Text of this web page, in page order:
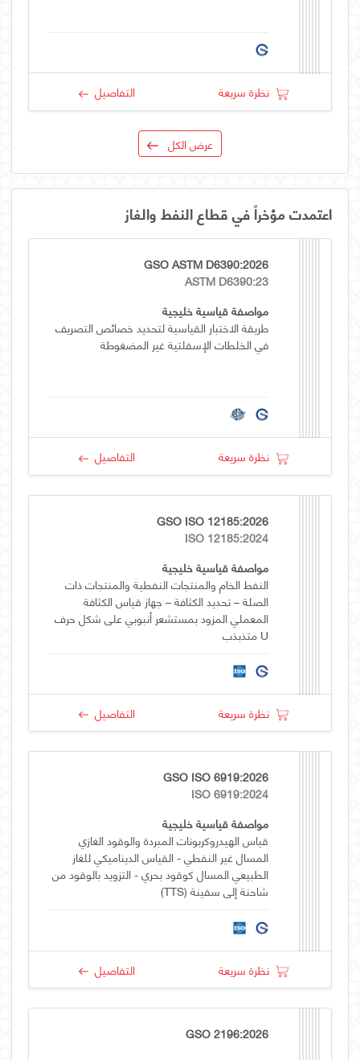
نظرة سريعة التفاصيل
عرض الكل
اعتمدت مؤخراً في قطاع النفط والغاز
GSO ASTM D6390:2026
ASTM D6390:23
مواصفة قياسية خليجية
طريقة الاختبار القياسية لتحديد خصائص التصريف
في الخلطات الإسفلتية غير المضغوطة
نظرة سريعة التفاصيل
GSO ISO 12185:2026
ISO 12185:2024
مواصفة قياسية خليجية
النفط الخام والمنتجات النفطية والمنتجات ذات
الصلة – تحديد الكثافة – جهاز قياس الكثافة
المعملي المزود بمستشعر أنبوبي على شكل حرف
U متذبذب
نظرة سريعة التفاصيل
GSO ISO 6919:2026
ISO 6919:2024
مواصفة قياسية خليجية
قياس الهيدروكربونات المبردة والوقود الغازي
المسال غير النفطي - القياس الديناميكي للغاز
الطبيعي المسال كوقود بحري - التزويد بالوقود من
شاحنة إلى سفينة (TTS)
نظرة سريعة التفاصيل
GSO 2196:2026